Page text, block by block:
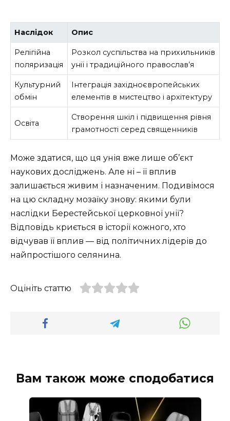
Наслідок Опис
Релігійна
поляризація
Розкол суспільства на прихильників
унії і традиційного православ’я
Культурний
обмін
Інтеграція західноєвропейських
елементів в мистецтво і архітектуру
Освіта
Створення шкіл і підвищення рівня
грамотності серед священників
Може здатися, що ця унія вже лише об’єкт
наукових досліджень. Але ні – її вплив
залишається живим і назначеним. Подивімося
на цю складну мозаїку знову: якими були
наслідки Берестейської церковної унії?
Відповідь криється в історії кожного, хто
відчував її вплив — від політичних лідерів до
найпростішого селянина.
Оцініть статтю
Вам також може сподобатися